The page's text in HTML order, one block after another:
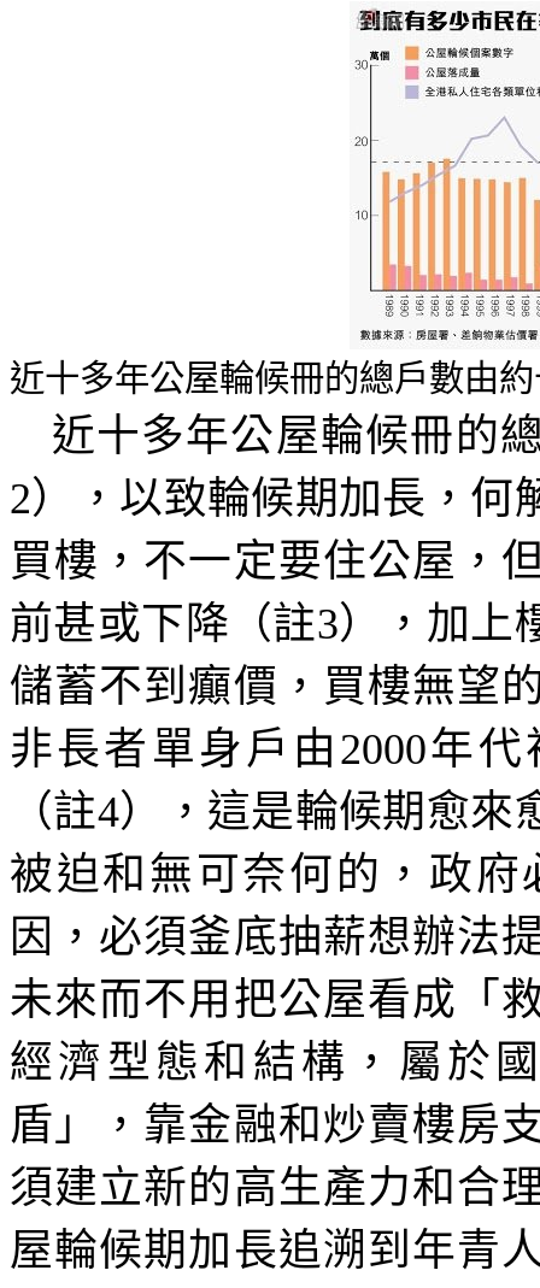
近十多年公屋輪候冊的總戶數由
近十多年公屋輪候冊的
2），以致輪候期加長，何
買樓，不一定要住公屋，
前甚或下降（註3），加上
儲蓄不到癲價，買樓無望
非長者單身戶由 2000年代
（註4），這是輪候期愈來
被迫和無可奈何的，政
因，必須釜底抽薪想辦法
未來而不用把公屋看成「
經濟型態和結構，屬於
盾」，靠金融和炒賣樓房
須建立新的高生產力和合
屋輪候期加長追溯到年青